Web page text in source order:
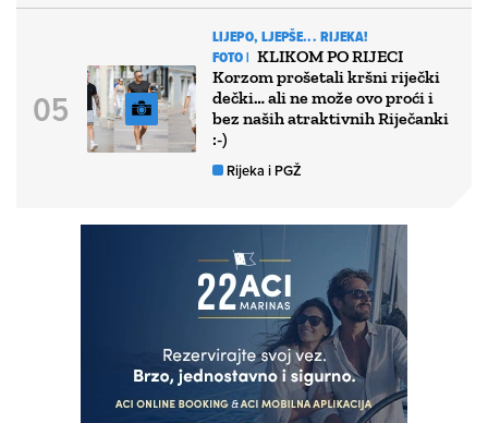
LIJEPO, LJEPŠE... RIJEKA!
FOTO | KLIKOM PO RIJECI
Korzom prošetali kršni riječki
dečki… ali ne može ovo proći i
bez naših atraktivnih Riječanki
:-)
Rijeka i PGŽ